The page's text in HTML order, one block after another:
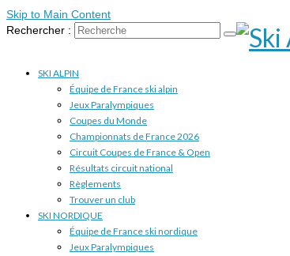
Skip to Main Content
Rechercher :
SKI ALPIN
Équipe de France ski alpin
Jeux Paralympiques
Coupes du Monde
Championnats de France 2026
Circuit Coupes de France & Open
Résultats circuit national
Règlements
Trouver un club
SKI NORDIQUE
Équipe de France ski nordique
Jeux Paralympiques